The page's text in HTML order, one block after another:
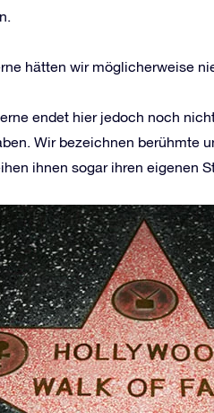
hätten wir möglicherweise
endet hier jedoch noch
Wir bezeichnen berühmte
ihnen sogar ihren eigenen